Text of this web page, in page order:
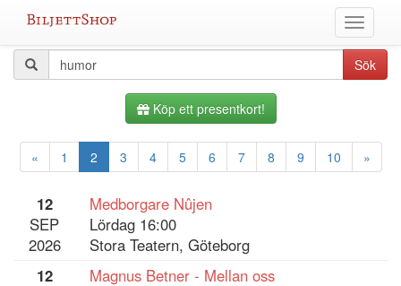
Växla
meny
Alla
evenemang
Sök
Köp ett presentkort!
« 1 2 3 4 5 6 7 8 9 10 »
12
SEP
2026
Medborgare Nûjen
Lördag 16:00
Stora Teatern, Göteborg
12
Magnus Betner - Mellan oss